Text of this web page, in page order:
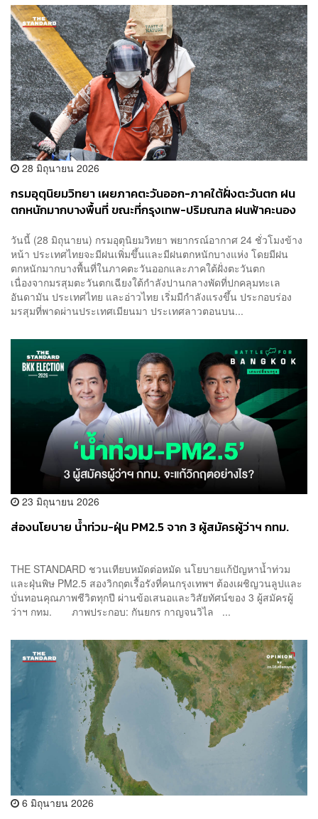
28 มิถุนายน 2026
กรมอุตุนิยมวิทยา เผยภาคตะวันออก-ภาคใต้ฝั่งตะวันตก ฝน
ตกหนักมากบางพื้นที่ ขณะที่กรุงเทพ-ปริมณฑล ฝนฟ้าคะนอง
​วันนี้ (28 มิถุนายน) ​กรมอุตุนิยมวิทยา พยากรณ์อากาศ 24 ชั่วโมงข้าง
หน้า ประเทศไทยจะมีฝนเพิ่มขึ้นและมีฝนตกหนักบางแห่ง โดยมีฝน
ตกหนักมากบางพื้นที่ในภาคตะวันออกและภาคใต้ฝั่งตะวันตก
เนื่องจากมรสุมตะวันตกเฉียงใต้กำลังปานกลางพัดที่ปกคลุมทะเล
อันดามัน ประเทศไทย และอ่าวไทย เริ่มมีกำลังแรงขึ้น ประกอบร่อง
มรสุมที่พาดผ่านประเทศเมียนมา ประเทศลาวตอนบน...
23 มิถุนายน 2026
ส่องนโยบาย น้ำท่วม-ฝุ่น PM2.5 จาก 3 ผู้สมัครผู้ว่าฯ กทม.
THE STANDARD ชวนเทียบหมัดต่อหมัด นโยบายแก้ปัญหาน้ำท่วม
และฝุ่นพิษ PM2.5 สองวิกฤตเรื้อรังที่คนกรุงเทพฯ ต้องเผชิญวนลูปและ
บั่นทอนคุณภาพชีวิตทุกปี ผ่านข้อเสนอและวิสัยทัศน์ของ 3 ผู้สมัครผู้
ว่าฯ กทม. ภาพประกอบ: กันยกร กาญจนวิไล ...
6 มิถุนายน 2026